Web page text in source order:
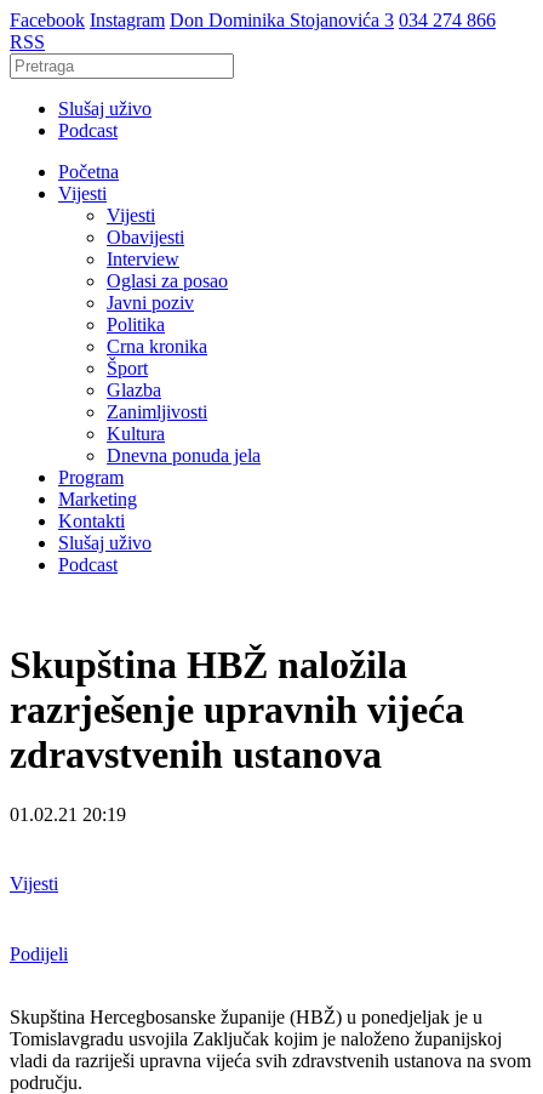
Facebook Instagram Don Dominika Stojanovića 3 034 274 866
RSS
Slušaj uživo
Podcast
Početna
Vijesti
Vijesti
Obavijesti
Interview
Oglasi za posao
Javni poziv
Politika
Crna kronika
Šport
Glazba
Zanimljivosti
Kultura
Dnevna ponuda jela
Program
Marketing
Kontakti
Slušaj uživo
Podcast
Skupština HBŽ naložila
razrješenje upravnih vijeća
zdravstvenih ustanova
01.02.21 20:19
Vijesti
Podijeli
Skupština Hercegbosanske županije (HBŽ) u ponedjeljak je u
Tomislavgradu usvojila Zaključak kojim je naloženo županijskoj
vladi da razriješi upravna vijeća svih zdravstvenih ustanova na svom
području.